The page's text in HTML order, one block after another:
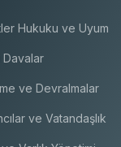
Hukuku ve Uyum
Davalar
ve Devralmalar
ve Vatandaşlık